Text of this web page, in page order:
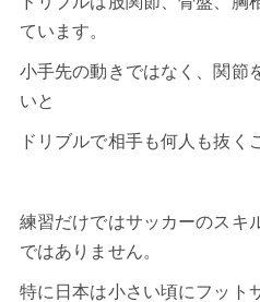
ています。
小手先の動きではなく、関節
いと
ドリブルで相手も何人も抜く
練習だけではサッカーのスキ
ではありません。
特に日本は小さい頃にフット